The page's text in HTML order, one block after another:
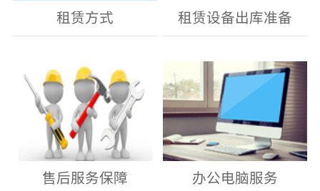
租赁方式 租赁设备出库准备
售后服务保障 办公电脑服务